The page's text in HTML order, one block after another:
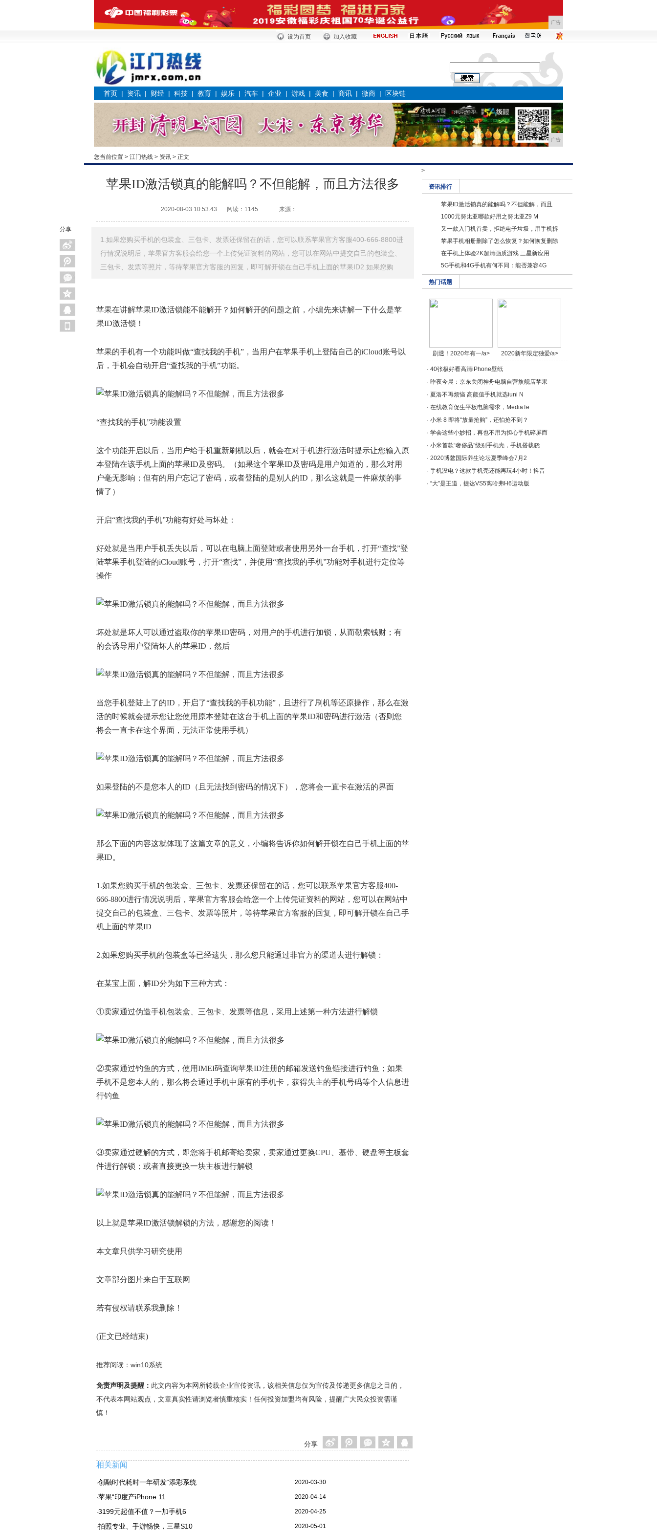
广告
设为首页 加入收藏
首页 | 资讯 | 财经 | 科技 | 教育 | 娱乐 | 汽车 | 企业 | 游戏 | 美食 | 商讯 | 微商 | 区块链
广告
您当前位置 > 江门热线 > 资讯 > 正文
>
分享
苹果ID激活锁真的能解吗？不但能解，而且方法很多
2020-08-03 10:53:43 阅读：1145 来源：
1.如果您购买手机的包装盒、三包卡、发票还保留在的话，您可以联系苹果官方客服400-666-8800进
行情况说明后，苹果官方客服会给您一个上传凭证资料的网站，您可以在网站中提交自己的包装盒、
三包卡、发票等照片，等待苹果官方客服的回复，即可解开锁在自己手机上面的苹果ID2.如果您购
苹果在讲解苹果ID激活锁能不能解开？如何解开的问题之前，小编先来讲解一下什么是苹
果ID激活锁！
苹果的手机有一个功能叫做“查找我的手机”，当用户在苹果手机上登陆自己的iCloud账号以
后，手机会自动开启“查找我的手机”功能。
“查找我的手机”功能设置
这个功能开启以后，当用户给手机重新刷机以后，就会在对手机进行激活时提示让您输入原
本登陆在该手机上面的苹果ID及密码。（如果这个苹果ID及密码是用户知道的，那么对用
户毫无影响；但有的用户忘记了密码，或者登陆的是别人的ID，那么这就是一件麻烦的事
情了）
开启“查找我的手机”功能有好处与坏处：
好处就是当用户手机丢失以后，可以在电脑上面登陆或者使用另外一台手机，打开“查找”登
陆苹果手机登陆的iCloud账号，打开“查找”，并使用“查找我的手机”功能对手机进行定位等
操作
坏处就是坏人可以通过盗取你的苹果ID密码，对用户的手机进行加锁，从而勒索钱财；有
的会诱导用户登陆坏人的苹果ID，然后
当您手机登陆上了的ID，开启了“查找我的手机功能”，且进行了刷机等还原操作，那么在激
活的时候就会提示您让您使用原本登陆在这台手机上面的苹果ID和密码进行激活（否则您
将会一直卡在这个界面，无法正常使用手机）
如果登陆的不是您本人的ID（且无法找到密码的情况下），您将会一直卡在激活的界面
那么下面的内容这就体现了这篇文章的意义，小编将告诉你如何解开锁在自己手机上面的苹
果ID。
1.如果您购买手机的包装盒、三包卡、发票还保留在的话，您可以联系苹果官方客服400-
666-8800进行情况说明后，苹果官方客服会给您一个上传凭证资料的网站，您可以在网站中
提交自己的包装盒、三包卡、发票等照片，等待苹果官方客服的回复，即可解开锁在自己手
机上面的苹果ID
2.如果您购买手机的包装盒等已经遗失，那么您只能通过非官方的渠道去进行解锁：
在某宝上面，解ID分为如下三种方式：
①卖家通过伪造手机包装盒、三包卡、发票等信息，采用上述第一种方法进行解锁
②卖家通过钓鱼的方式，使用IMEI码查询苹果ID注册的邮箱发送钓鱼链接进行钓鱼；如果
手机不是您本人的，那么将会通过手机中原有的手机卡，获得失主的手机号码等个人信息进
行钓鱼
③卖家通过硬解的方式，即您将手机邮寄给卖家，卖家通过更换CPU、基带、硬盘等主板套
件进行解锁；或者直接更换一块主板进行解锁
以上就是苹果ID激活锁解锁的方法，感谢您的阅读！
本文章只供学习研究使用
文章部分图片来自于互联网
若有侵权请联系我删除！
(正文已经结束)
推荐阅读： win10系统
免责声明及提醒： 此文内容为本网所转载企业宣传资讯，该相关信息仅为宣传及传递更多信息之目的，
不代表本网站观点，文章真实性请浏览者慎重核实！任何投资加盟均有风险，提醒广大民众投资需谨
慎！
分享
相关新闻
2020-03-30
·创融时代耗时一年研发“添彩系统
2020-04-14
·苹果“印度产iPhone 11
2020-04-25
·3199元起值不值？一加手机6
2020-05-01
·拍照专业、手游畅快，三星S10
资讯排行
苹果ID激活锁真的能解吗？不但能解，而且
1000元努比亚哪款好用之努比亚Z9 M
又一款入门机首卖，拒绝电子垃圾，用手机拆
苹果手机相册删除了怎么恢复？如何恢复删除
在手机上体验2K超清画质游戏 三星新应用
5G手机和4G手机有何不同：能否兼容4G
热门话题
剧透！2020年有一/a> 2020新年限定独爱/a>
· 40张极好看高清iPhone壁纸
· 昨夜今晨：京东关闭神舟电脑自营旗舰店苹果
· 夏洛不再烦恼 高颜值手机就选iuni N
· 在线教育促生平板电脑需求，MediaTe
· 小米 8 即将“放量抢购”，还怕抢不到？
· 学会这些小妙招，再也不用为担心手机碎屏而
· 小米首款“奢侈品”级别手机壳，手机搭载骁
· ​2020博鳌国际养生论坛夏季峰会7月2
· 手机没电？这款手机壳还能再玩4小时！抖音
· “大”是王道，捷达VS5离哈弗H6运动版